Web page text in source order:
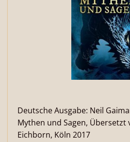
Deutsche Ausgabe: Neil
Mythen und Sagen, Übersetzt
Eichborn, Köln 2017